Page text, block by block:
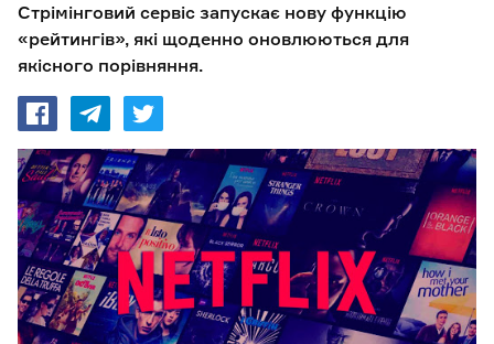
Стрімінговий сервіс запускає нову функцію
«рейтингів», які щоденно оновлюються для
якісного порівняння.